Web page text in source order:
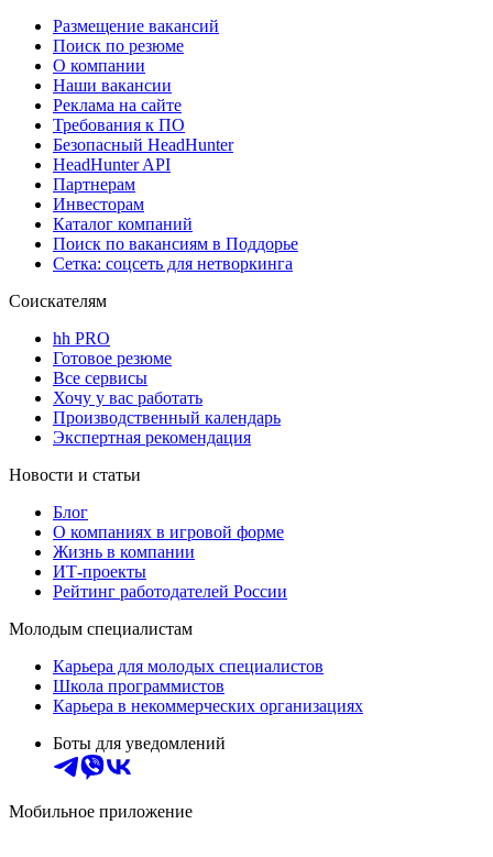
Размещение вакансий
Поиск по резюме
О компании
Наши вакансии
Реклама на сайте
Требования к ПО
Безопасный HeadHunter
HeadHunter API
Партнерам
Инвесторам
Каталог компаний
Поиск по вакансиям в Поддорье
Сетка: соцсеть для нетворкинга
Соискателям
hh PRO
Готовое резюме
Все сервисы
Хочу у вас работать
Производственный календарь
Экспертная рекомендация
Новости и статьи
Блог
О компаниях в игровой форме
Жизнь в компании
ИТ-проекты
Рейтинг работодателей России
Молодым специалистам
Карьера для молодых специалистов
Школа программистов
Карьера в некоммерческих организациях
Боты для уведомлений
Мобильное приложение